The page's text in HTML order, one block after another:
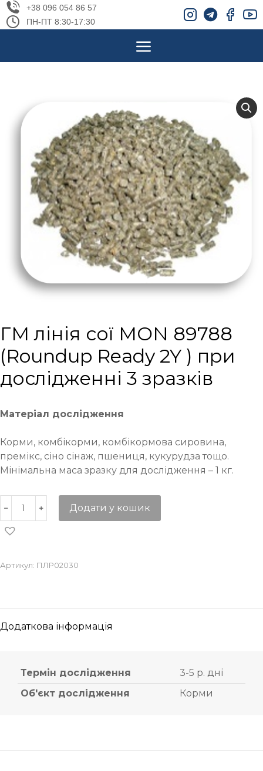
+38 096 054 86 57
ПН-ПТ 8:30-17:30
ГМ лінія сої MON 89788
(Roundup Ready 2Y ) при
дослідженні 3 зразків
Матеріал дослідження
Корми, комбікорми, комбікормова сировина,
премікс, сіно сінаж, пшениця, кукурудза тощо.
Мінімальна маса зразку для дослідження – 1 кг.
Додати у кошик
Артикул: ПЛР02030
Додаткова інформація
Термін дослідження
3-5 р. дні
Об'єкт дослідження
Корми